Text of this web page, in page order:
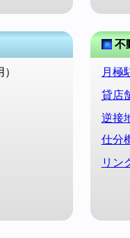
不
月極
貸店
逆接
仕分
リン